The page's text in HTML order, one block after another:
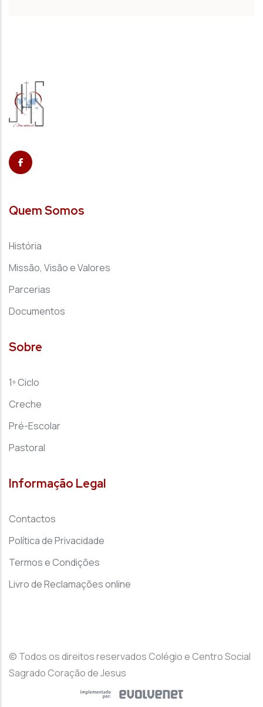
Quem Somos
História
Missão, Visão e Valores
Parcerias
Documentos
Sobre
1º Ciclo
Creche
Pré-Escolar
Pastoral
Informação Legal
Contactos
Política de Privacidade
Termos e Condições
Livro de Reclamações online
© Todos os direitos reservados Colégio e Centro Social
Sagrado Coração de Jesus